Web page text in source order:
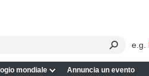
e.g.
mondiale Annuncia un evento